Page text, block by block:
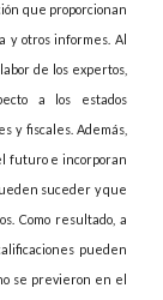
que proporcionan
y otros informes. Al
de los expertos,
a los estados
y fiscales. Además,
futuro e incorporan
suceder y que
Como resultado, a
pueden
se previeron en el